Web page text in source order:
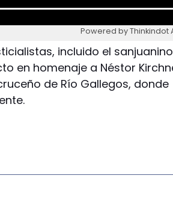
Powered by Thinkindot
incluido el
en homenaje a Néstor
de Río Gallegos, donde